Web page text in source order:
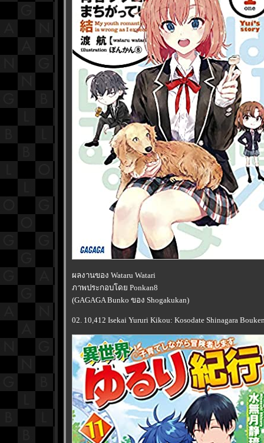
ผลงานของ Wataru Watari
ภาพประกอบโดย Ponkan8
(GAGAGA Bunko ของ Shogakukan)
02. 10,412 Isekai Yururi Kikou: Kosodate Shinagara